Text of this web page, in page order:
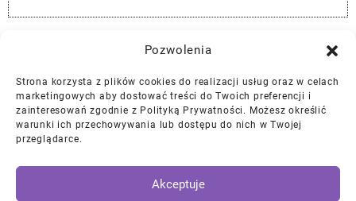
Pozwolenia
Strona korzysta z plików cookies do realizacji usług oraz w celach
marketingowych aby dostować treści do Twoich preferencji i
zainteresowań zgodnie z Polityką Prywatności. Możesz określić
warunki ich przechowywania lub dostępu do nich w Twojej
przeglądarce.
Akceptuje
Najlepszej Jakości Części Samochodowe z Gwarancją Dożywotnią!*
Gwarancja i Zwroty
Polityka Prywatności
Regulamin Ciasteczka